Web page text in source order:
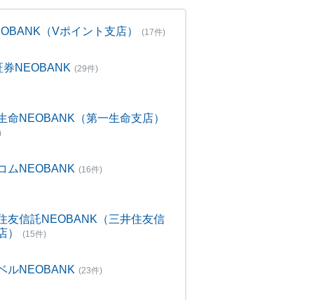
（Vポイント支店） (17件)
券NEOBANK (29件)
命NEOBANK（第一生命支店）
ムNEOBANK (16件)
友信託NEOBANK（三井住友信
）
(15件)
ルNEOBANK (23件)